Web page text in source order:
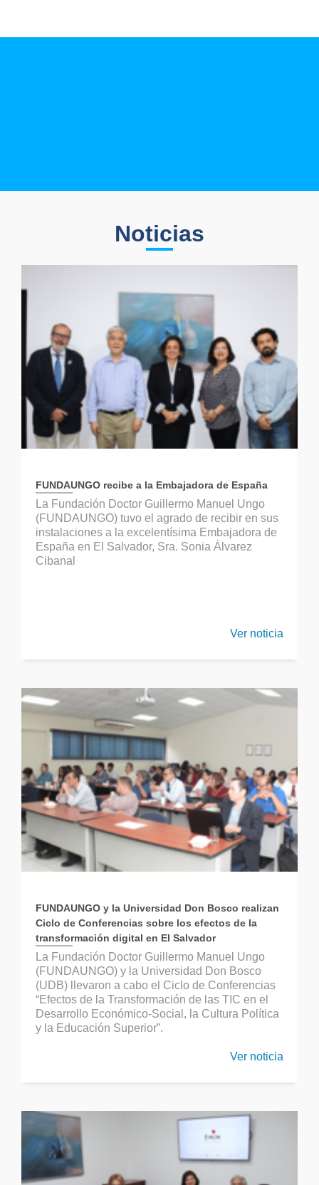
Noticias
FUNDAUNGO recibe a la Embajadora de España
La Fundación Doctor Guillermo Manuel Ungo
(FUNDAUNGO) tuvo el agrado de recibir en sus
instalaciones a la excelentísima Embajadora de
España en El Salvador, Sra. Sonia Álvarez
Cibanal
Ver noticia
FUNDAUNGO y la Universidad Don Bosco realizan
Ciclo de Conferencias sobre los efectos de la
transformación digital en El Salvador
La Fundación Doctor Guillermo Manuel Ungo
(FUNDAUNGO) y la Universidad Don Bosco
(UDB) llevaron a cabo el Ciclo de Conferencias
“Efectos de la Transformación de las TIC en el
Desarrollo Económico-Social, la Cultura Política
y la Educación Superior”.
Ver noticia